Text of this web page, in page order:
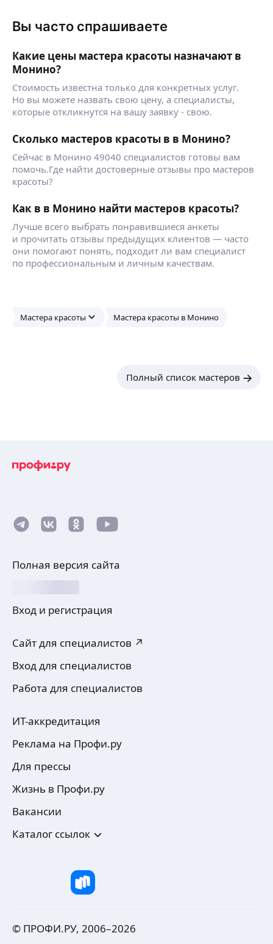
Вы часто спрашиваете
Какие цены мастера красоты назначают в
Монино?
Стоимость известна только для конкретных услуг.
Но вы можете назвать свою цену, а специалисты,
которые откликнутся на вашу заявку - свою.
Сколько мастеров красоты в в Монино?
Сейчас в Монино 49040 специалистов готовы вам
помочь.Где найти достоверные отзывы про мастеров
красоты?
Как в в Монино найти мастеров красоты?
Лучше всего выбрать понравившиеся анкеты
и прочитать отзывы предыдущих клиентов — часто
они помогают понять, подходит ли вам специалист
по профессиональным и личным качествам.
Мастера красоты Мастера красоты в Монино
Полный список мастеров
Полная версия сайта
Вход и регистрация
Сайт для специалистов ↗
Вход для специалистов
Работа для специалистов
ИТ-аккредитация
Реклама на Профи.ру
Для прессы
Жизнь в Профи.ру
Вакансии
Каталог ссылок
© ПРОФИ.РУ, 2006–2026